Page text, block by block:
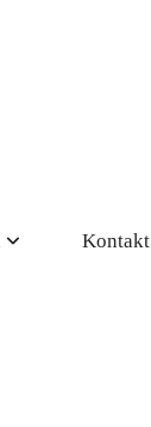
Kontakt